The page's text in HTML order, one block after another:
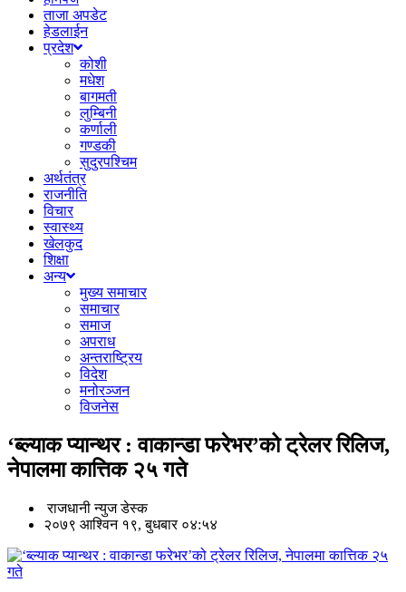
ताजा अपडेट
हेडलाईन
प्रदेश
कोशी
मधेश
बागमती
लुम्बिनी
कर्णाली
गण्डकी
सुदुरपश्चिम
अर्थतंत्र
राजनीति
विचार
स्वास्थ्य
खेलकुद
शिक्षा
अन्य
मुख्य समाचार
समाचार
समाज
अपराध
अन्तराष्ट्रिय
विदेश
मनोरञ्जन
विजनेस
‘ब्ल्याक प्यान्थर : वाकान्डा फरेभर’को ट्रेलर रिलिज,
नेपालमा कात्तिक २५ गते
राजधानी न्युज डेस्क
२०७९ आश्विन १९, बुधबार ०४:५४